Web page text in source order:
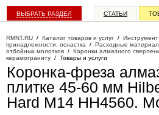
ВЫБРАТЬ РАЗДЕЛ СТАТЬИ
RMNT.RU / Каталог товаров и услуг / Инструмент
принадлежности, оснастка / Расходные
отбойных молотков / Коронки алмазного
керамограниту / Товары и услуги
Коронка-фреза
плитке 45-60 мм
Hard М14 HH4560.